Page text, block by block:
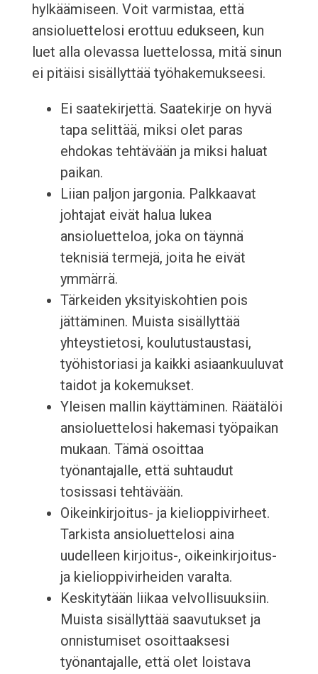
hylkäämiseen. Voit varmistaa, että
ansioluettelosi erottuu edukseen, kun
luet alla olevassa luettelossa, mitä sinun
ei pitäisi sisällyttää työhakemukseesi.
Ei saatekirjettä. Saatekirje on hyvä
tapa selittää, miksi olet paras
ehdokas tehtävään ja miksi haluat
paikan.
Liian paljon jargonia. Palkkaavat
johtajat eivät halua lukea
ansioluetteloa, joka on täynnä
teknisiä termejä, joita he eivät
ymmärrä.
Tärkeiden yksityiskohtien pois
jättäminen. Muista sisällyttää
yhteystietosi, koulutustaustasi,
työhistoriasi ja kaikki asiaankuuluvat
taidot ja kokemukset.
Yleisen mallin käyttäminen. Räätälöi
ansioluettelosi hakemasi työpaikan
mukaan. Tämä osoittaa
työnantajalle, että suhtaudut
tosissasi tehtävään.
Oikeinkirjoitus- ja kielioppivirheet.
Tarkista ansioluettelosi aina
uudelleen kirjoitus-, oikeinkirjoitus-
ja kielioppivirheiden varalta.
Keskitytään liikaa velvollisuuksiin.
Muista sisällyttää saavutukset ja
onnistumiset osoittaaksesi
työnantajalle, että olet loistava